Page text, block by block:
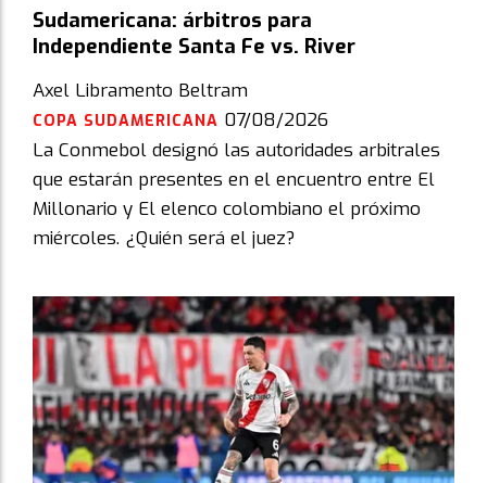
Sudamericana: árbitros para
Independiente Santa Fe vs. River
Axel Libramento Beltram
COPA SUDAMERICANA 07/08/2026
La Conmebol designó las autoridades arbitrales
que estarán presentes en el encuentro entre El
Millonario y El elenco colombiano el próximo
miércoles. ¿Quién será el juez?